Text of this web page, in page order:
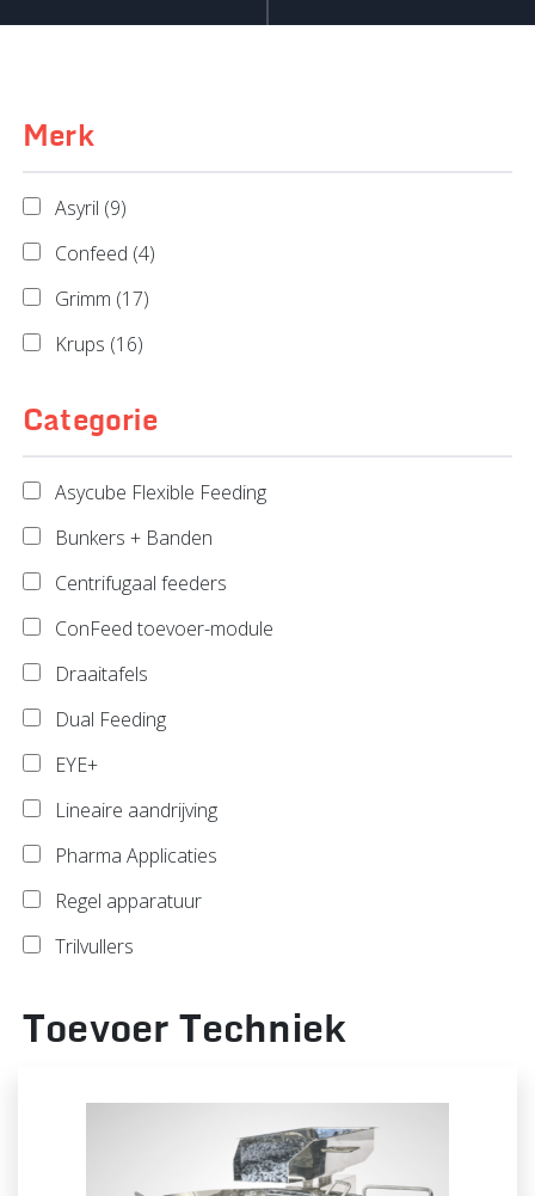
Merk
Asyril (9)
Confeed (4)
Grimm (17)
Krups (16)
Categorie
Asycube Flexible Feeding
Bunkers + Banden
Centrifugaal feeders
ConFeed toevoer-module
Draaitafels
Dual Feeding
EYE+
Lineaire aandrijving
Pharma Applicaties
Regel apparatuur
Trilvullers
Toevoer Techniek